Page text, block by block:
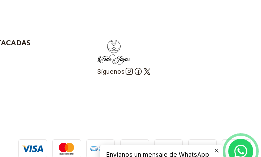
Síguenos
Envíanos un mensaje de WhatsApp